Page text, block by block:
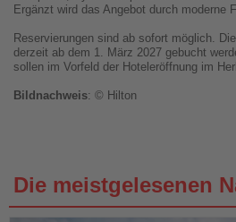
Ergänzt wird das Angebot durch moderne
Reservierungen sind ab sofort möglich.
derzeit ab dem 1. März 2027 gebucht
sollen im Vorfeld der Hoteleröffnung im
Bildnachweis: © Hilton
Die meistgelesenen